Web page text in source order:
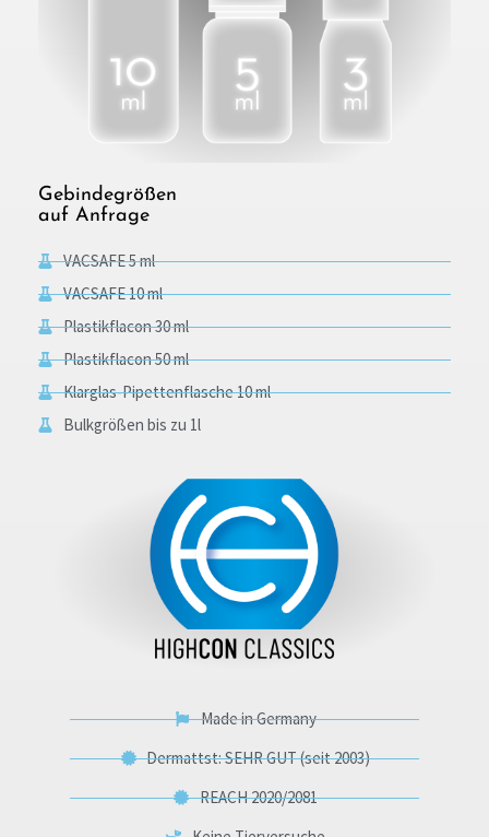
Made in Germany
Dermattst: SEHR GUT (seit 2003)
REACH 2020/2081
Gebindegrößen
auf Anfrage
VACSAFE 5 ml
VACSAFE 10 ml
Plastikflacon 30 ml
Plastikflacon 50 ml
Klarglas-Pipettenflasche 10 ml
Bulkgrößen bis zu 1l